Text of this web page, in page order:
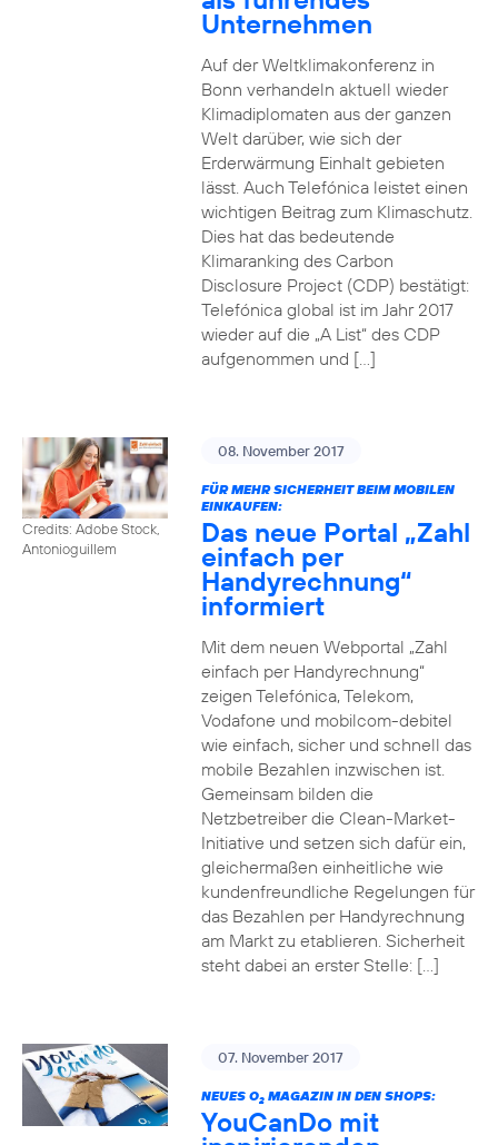
Unternehmen
Auf der Weltklimakonferenz in
Bonn verhandeln aktuell wieder
Klimadiplomaten aus der ganzen
Welt darüber, wie sich der
Erderwärmung Einhalt gebieten
lässt. Auch Telefónica leistet einen
wichtigen Beitrag zum Klimaschutz.
Dies hat das bedeutende
Klimaranking des Carbon
Disclosure Project (CDP) bestätigt:
Telefónica global ist im Jahr 2017
wieder auf die „A List“ des CDP
aufgenommen und […]
Credits: Adobe Stock,
Antonioguillem
08. November 2017
FÜR MEHR SICHERHEIT BEIM MOBILEN
EINKAUFEN:
Das neue Portal „Zahl
einfach per
Handyrechnung“
informiert
Mit dem neuen Webportal „Zahl
einfach per Handyrechnung“
zeigen Telefónica, Telekom,
Vodafone und mobilcom-debitel
wie einfach, sicher und schnell das
mobile Bezahlen inzwischen ist.
Gemeinsam bilden die
Netzbetreiber die Clean-Market-
Initiative und setzen sich dafür ein,
gleichermaßen einheitliche wie
kundenfreundliche Regelungen für
das Bezahlen per Handyrechnung
am Markt zu etablieren. Sicherheit
steht dabei an erster Stelle: […]
07. November 2017
NEUES O2MAGAZIN IN DEN SHOPS:
YouCanDo mit